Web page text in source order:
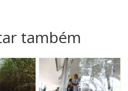
também